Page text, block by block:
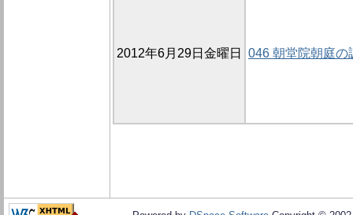
2012年6月29日金曜日 046 朝堂院朝庭